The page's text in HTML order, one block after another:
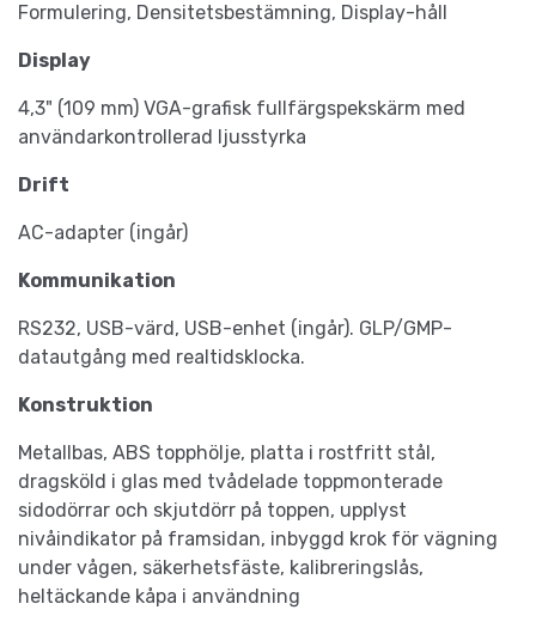
Formulering, Densitetsbestämning, Display-håll
Display
4,3" (109 mm) VGA-grafisk fullfärgspekskärm med
användarkontrollerad ljusstyrka
Drift
AC-adapter (ingår)
Kommunikation
RS232, USB-värd, USB-enhet (ingår). GLP/GMP-
datautgång med realtidsklocka.
Konstruktion
Metallbas, ABS topphölje, platta i rostfritt stål,
dragsköld i glas med tvådelade toppmonterade
sidodörrar och skjutdörr på toppen, upplyst
nivåindikator på framsidan, inbyggd krok för vägning
under vågen, säkerhetsfäste, kalibreringslås,
heltäckande kåpa i användning